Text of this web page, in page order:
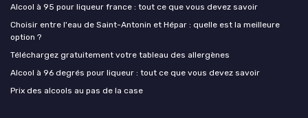
Alcool à 95 pour liqueur france : tout ce que vous devez savoir
Choisir entre l'eau de Saint-Antonin et Hépar : quelle est la meilleure
option ?
Téléchargez gratuitement votre tableau des allergènes
Alcool à 96 degrés pour liqueur : tout ce que vous devez savoir
Prix des alcools au pas de la case